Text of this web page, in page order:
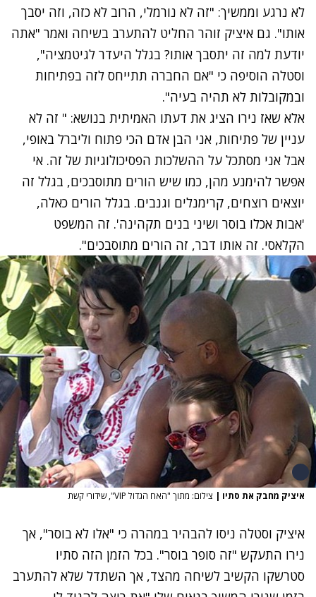
לא נרגע וממשיך: "זה לא נורמלי, הרוב לא כזה, וזה יסבך
אותו". גם איציק זוהר החליט להתערב בשיחה ואמר "אתה
יודעת למה זה יתסבך אותו? בגלל היעדר לגיטמציה",
וסטלה הוסיפה כי "אם החברה תתייחס לזה בפתיחות
ובמקובלות לא תהיה בעיה".
אלא שאז נירו הציג את דעתו האמיתית בנושא: " זה לא
עניין של פתיחות, אני הבן אדם הכי פתוח וליברל באופי,
אבל אני מסתכל על ההשלכות הפסיכולוגיות של זה. אי
אפשר להימנע מהן, כמו שיש הורים מתוסבכים, בגלל זה
יוצאים רוצחים, קרימנלים וגנבים. בגלל הורים כאלה,
'אבות אכלו בוסר ושיני בנים תקהינה'. זה המשפט
הקלאסי. זה אותו דבר, זה הורים מתוסבכים".
איציק מחבק את סתיו | צילום: מתוך "האח הגדול VIP", שידורי קשת
איציק וסטלה ניסו להבהיר במהרה כי "אלו לא בוסר", אך
נירו התעקש "זה סופר בוסר". בכל הזמן הזה סתיו
סטרשקו הקשיב לשיחה מהצד, אך השתדל שלא להתערב